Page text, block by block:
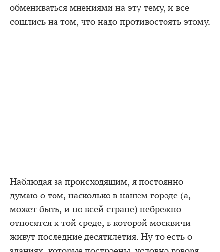
обмениваться мнениями на эту тему, и все
сошлись на том, что надо противостоять этому.
Наблюдая за происходящим, я постоянно
думаю о том, насколько в нашем городе (а,
может быть, и по всей стране) небрежно
относятся к той среде, в которой москвичи
живут последние десятилетия. Ну то есть о